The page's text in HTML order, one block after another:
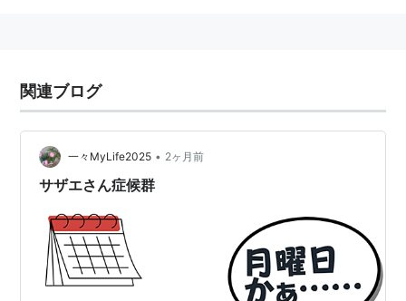
痛を起こす事もある。命を落とす事はまず無い。
きっと月曜日が待ち遠しくなる!
作者:
2006/12/01
単行本
クリック: 178回
この商品を含むブログ (6件) を見る
関連ブログ
一々MyLife2025 • 2ヶ月前
サザエさん症候群